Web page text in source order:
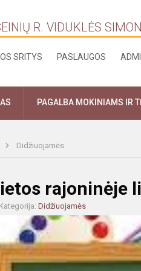
R. VIDUKLĖS
SRITYS PASLAUGOS
PAGALBA MOKINIAMS IR
Didžiuojamės
rajoninėje
Kategorija: Didžiuojamės